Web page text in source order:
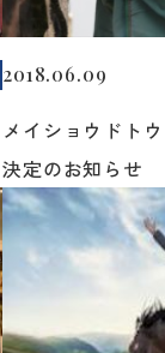
2018.06.09
メイショウドト
決定のお知らせ